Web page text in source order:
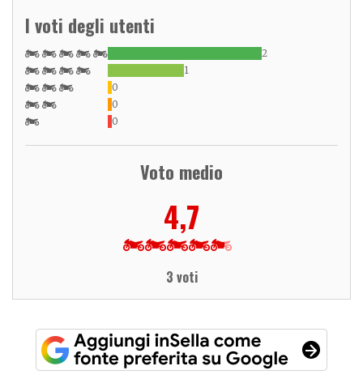
I voti degli utenti
2
1
0
0
0
Voto medio
4,7
3 voti